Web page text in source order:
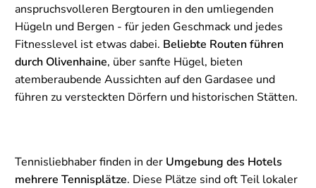
anspruchsvolleren Bergtouren in den umliegenden
Hügeln und Bergen - für jeden Geschmack und jedes
Fitnesslevel ist etwas dabei. Beliebte Routen führen
durch Olivenhaine, über sanfte Hügel, bieten
atemberaubende Aussichten auf den Gardasee und
führen zu versteckten Dörfern und historischen Stätten.
Tennisliebhaber finden in der Umgebung des Hotels
mehrere Tennisplätze. Diese Plätze sind oft Teil lokaler